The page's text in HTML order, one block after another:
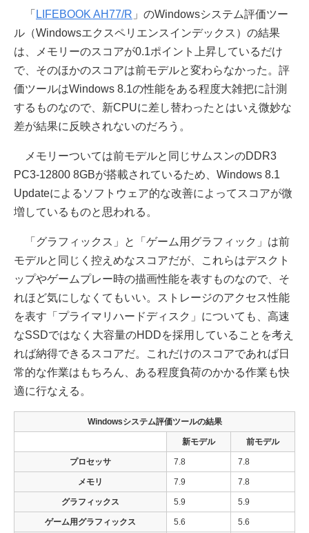
「 LIFEBOOK AH77/R 」のWindowsシステム評価ツー
ル（Windowsエクスペリエンスインデックス）の結果
は、メモリーのスコアが0.1ポイント上昇しているだけ
で、そのほかのスコアは前モデルと変わらなかった。評
価ツールはWindows 8.1の性能をある程度大雑把に計測
するものなので、新CPUに差し替わったとはいえ微妙な
差が結果に反映されないのだろう。
メモリーついては前モデルと同じサムスンのDDR3
PC3-12800 8GBが搭載されているため、Windows 8.1
Updateによるソフトウェア的な改善によってスコアが微
増しているものと思われる。
「グラフィックス」と「ゲーム用グラフィック」は前
モデルと同じく控えめなスコアだが、これらはデスクト
ップやゲームプレー時の描画性能を表すものなので、そ
れほど気にしなくてもいい。ストレージのアクセス性能
を表す「プライマリハードディスク」についても、高速
なSSDではなく大容量のHDDを採用していることを考え
れば納得できるスコアだ。これだけのスコアであれば日
常的な作業はもちろん、ある程度負荷のかかる作業も快
適に行なえる。
Windowsシステム評価ツールの結果
新モデル 前モデル
プロセッサ 7.8 7.8
メモリ 7.9 7.8
グラフィックス 5.9 5.9
ゲーム用グラフィックス 5.6 5.6